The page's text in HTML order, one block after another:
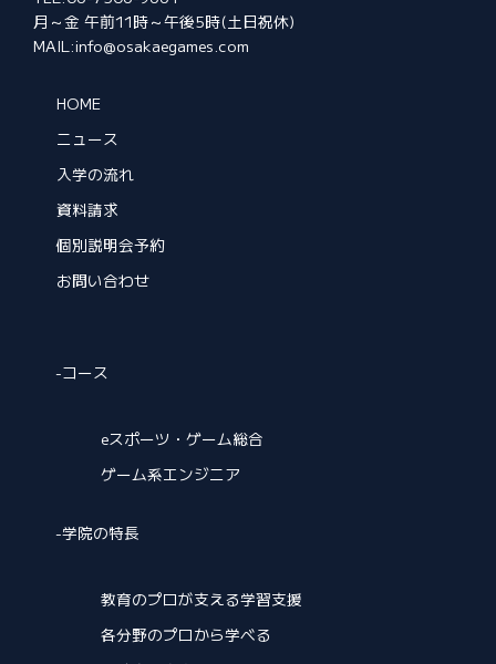
月～金 午前11時～午後5時(土日祝休)
MAIL:info@osakaegames.com
HOME
ニュース
入学の流れ
資料請求
個別説明会予約
お問い合わせ
-コース
eスポーツ・ゲーム総合
ゲーム系エンジニア
-学院の特長
教育のプロが支える学習支援
各分野のプロから学べる